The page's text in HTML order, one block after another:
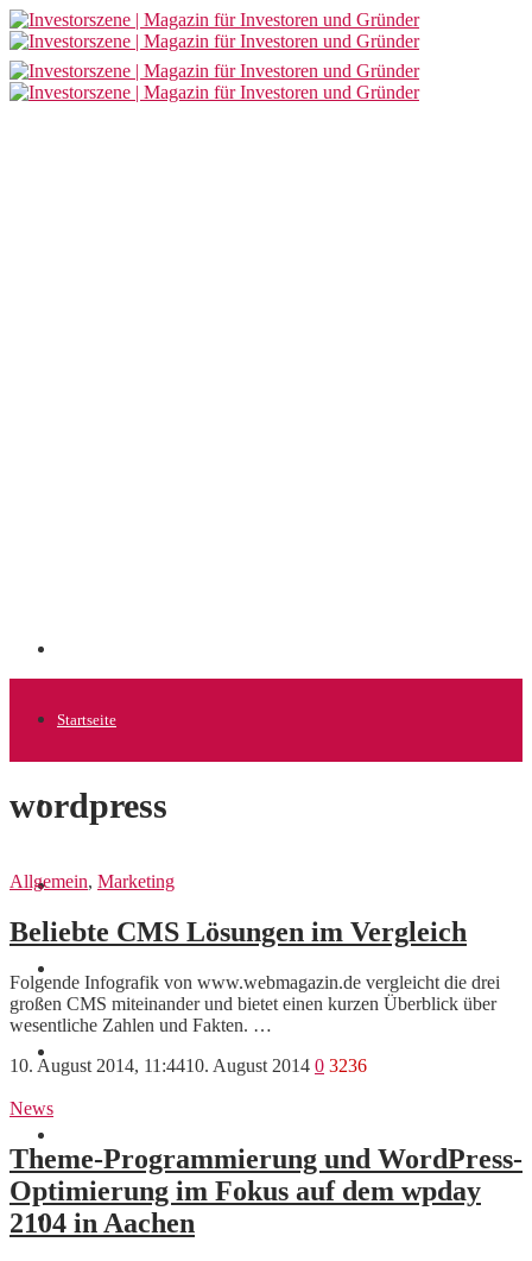
Startseite
Allgemein
Startups
Interviews
wordpress
Allgemein, Marketing
Beliebte CMS Lösungen im Vergleich
Folgende Infografik von www.webmagazin.de vergleicht die drei
großen CMS miteinander und bietet einen kurzen Überblick über
wesentliche Zahlen und Fakten. …
10. August 2014, 11:4410. August 2014 0 3236
News
Theme-Programmierung und WordPress-
Optimierung im Fokus auf dem wpday
2104 in Aachen